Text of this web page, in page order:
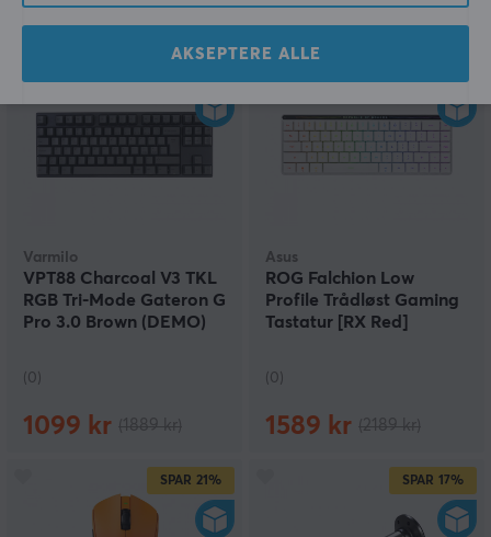
349 kr 789 kr
Varmilo
VPT88 Charcoal V3 TKL
RGB Tri-Mode Gateron G
Pro 3.0 Brown (DEMO)
(0)
1099 kr
Asus
ROG Falchion Low
Profile Trådløst Gaming
Tastatur [RX Red]
(0)
1589 kr
SPAR 21% SPAR 17%
AKSEPTERE ALLE